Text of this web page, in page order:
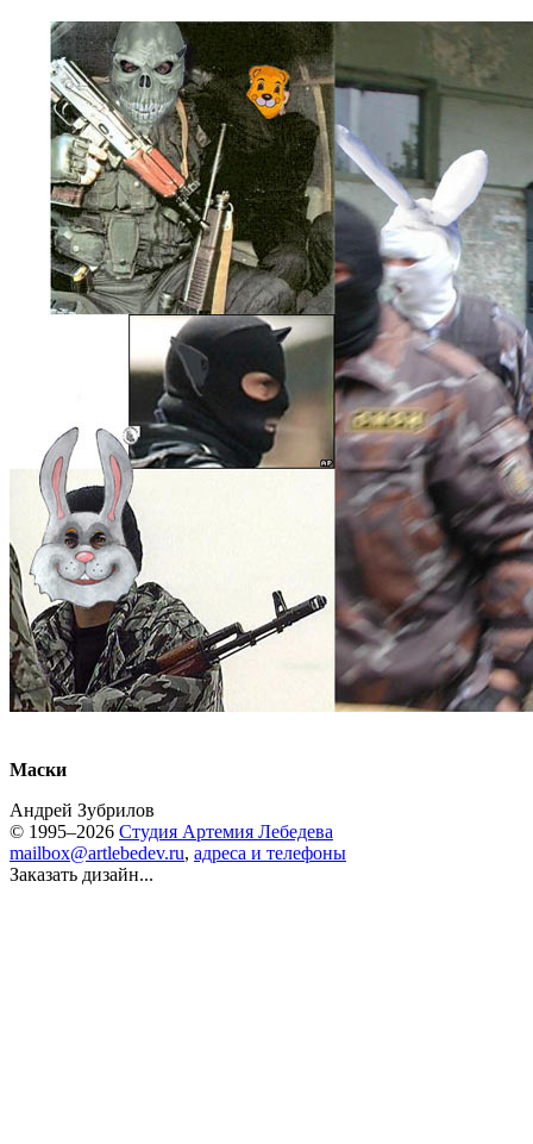
Маски
Андрей Зубрилов
© 1995–2026 Студия Артемия Лебедева
mailbox@artlebedev.ru, адреса и телефоны
Заказать дизайн...